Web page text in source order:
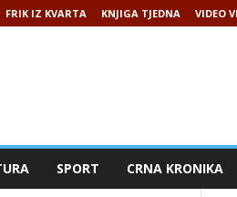
FRIK IZ KVARTA KNJIGA TJEDNA VIDEO
SPORT CRNA KRONIKA